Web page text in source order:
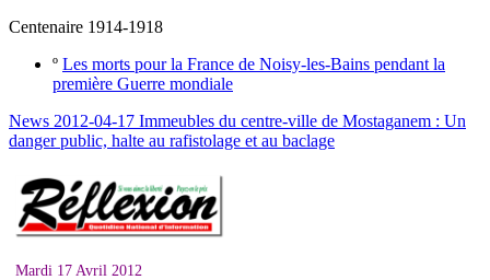
Centenaire 1914-1918
º Les morts pour la France de Noisy-les-Bains pendant la
première Guerre mondiale
News 2012-04-17 Immeubles du centre-ville de Mostaganem : Un
danger public, halte au rafistolage et au baclage
Mardi 17 Avril 2012